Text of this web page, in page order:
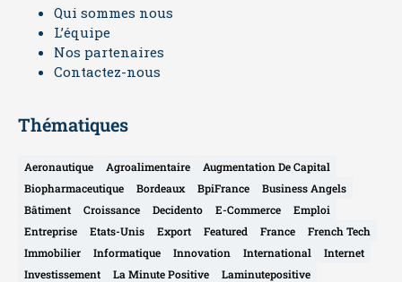
Qui sommes nous
L’équipe
Nos partenaires
Contactez-nous
Thématiques
Aeronautique Agroalimentaire
Augmentation De Capital
Biopharmaceutique
Bordeaux BpiFrance
Business Angels
Bâtiment
Croissance Decidento E-Commerce
Emploi
Entreprise
Etats-Unis Export Featured France
French Tech
Immobilier
Informatique Innovation International
Internet
Investissement
La Minute Positive
Laminutepositive